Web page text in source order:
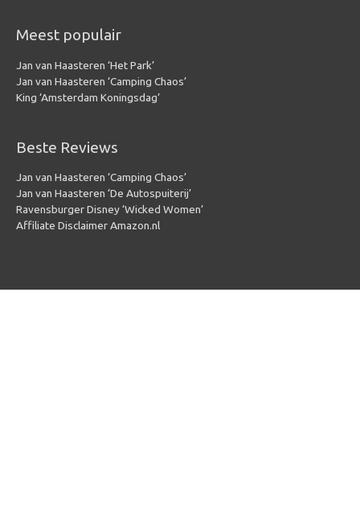
Meest populair
Jan van Haasteren ‘Het Park’
Jan van Haasteren ‘Camping Chaos’
King ‘Amsterdam Koningsdag’
Beste Reviews
Jan van Haasteren ‘Camping Chaos’
Jan van Haasteren ‘De Autospuiterij’
Ravensburger Disney ‘Wicked Women’
Affiliate Disclaimer Amazon.nl